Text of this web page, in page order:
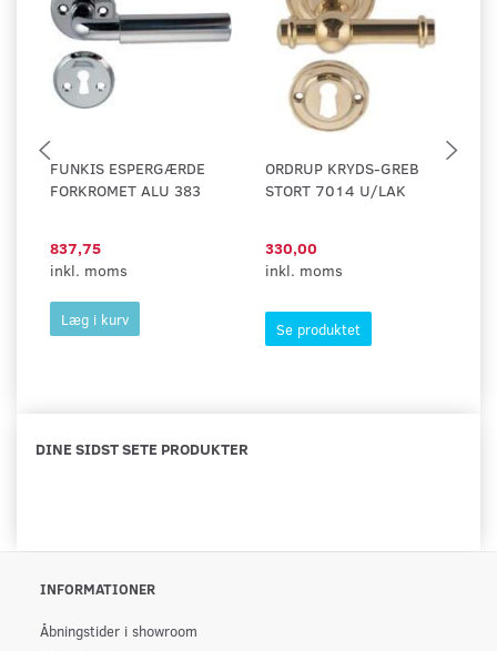
FUNKIS ESPERGÆRDE
FORKROMET ALU 383
837,75
inkl. moms
Læg i kurv
ORDRUP KRYDS-GREB
STORT 7014 U/LAK
330,00
inkl. moms
Se produktet
DINE SIDST SETE PRODUKTER
INFORMATIONER
Åbningstider i showroom